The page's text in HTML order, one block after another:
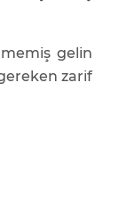
gelin
zarif